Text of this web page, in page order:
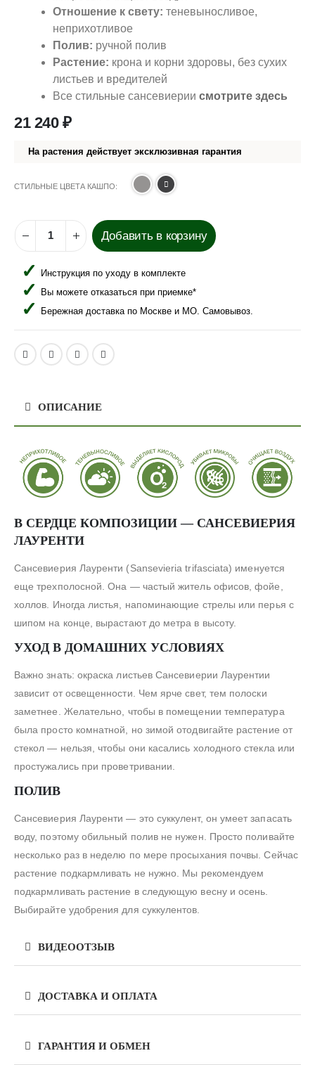
Отношение к свету: теневыносливое,
неприхотливое
Полив: ручной полив
Растение: крона и корни здоровы, без сухих
листьев и вредителей
Все стильные сансевиерии смотрите здесь
21 240 ₽
На растения действует эксклюзивная гарантия
СТИЛЬНЫЕ ЦВЕТА КАШПО
Добавить в корзину
Инструкция по уходу в комплекте
Вы можете отказаться при приемке*
Бережная доставка по Москве и МО. Самовывоз.
ОПИСАНИЕ
В СЕРДЦЕ КОМПОЗИЦИИ — САНСЕВИЕРИЯ
ЛАУРЕНТИ
Сансевиерия Лауренти (Sansevieria trifasciata) именуется
еще трехполосной. Она — частый житель офисов, фойе,
холлов. Иногда листья, напоминающие стрелы или перья с
шипом на конце, вырастают до метра в высоту.
УХОД В ДОМАШНИХ УСЛОВИЯХ
Важно знать: окраска листьев Сансевиерии Лаурентии
зависит от освещенности. Чем ярче свет, тем полоски
заметнее. Желательно, чтобы в помещении температура
была просто комнатной, но зимой отодвигайте растение от
стекол — нельзя, чтобы они касались холодного стекла или
простужались при проветривании.
ПОЛИВ
Сансевиерия Лауренти — это суккулент, он умеет запасать
воду, поэтому обильный полив не нужен. Просто поливайте
несколько раз в неделю по мере просыхания почвы. Сейчас
растение подкармливать не нужно. Мы рекомендуем
подкармливать растение в следующую весну и осень.
Выбирайте удобрения для суккулентов.
ВИДЕООТЗЫВ
ДОСТАВКА И ОПЛАТА
ГАРАНТИЯ И ОБМЕН